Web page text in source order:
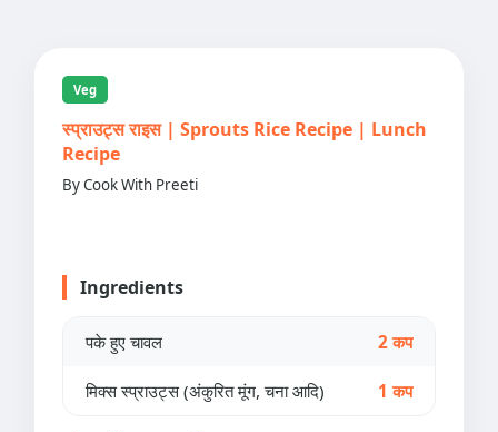
Veg
स्प्राउट्स राइस | Sprouts Rice Recipe | Lunch
Recipe
By Cook With Preeti
Ingredients
पके हुए चावल 2 कप
मिक्स स्प्राउट्स (अंकुरित मूंग, चना आदि) 1 कप